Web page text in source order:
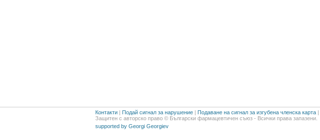
Контакти | Подай сигнал за нарушение | Подаване на сигнал за изгубена членска карта |
Защитен с авторско право © Български фармацевтичен съюз - Всички права запазени.
supported by Georgi Georgiev